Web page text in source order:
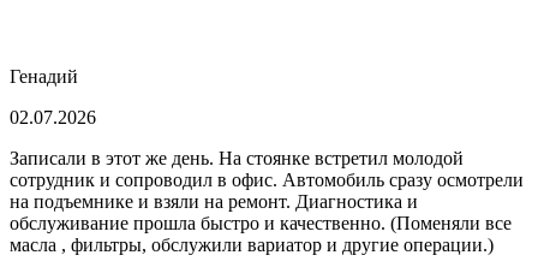
Генадий
02.07.2026
Записали в этот же день. На стоянке встретил молодой
сотрудник и сопроводил в офис. Автомобиль сразу осмотрели
на подъемнике и взяли на ремонт. Диагностика и
обслуживание прошла быстро и качественно. (Поменяли все
масла , фильтры, обслужили вариатор и другие операции.)